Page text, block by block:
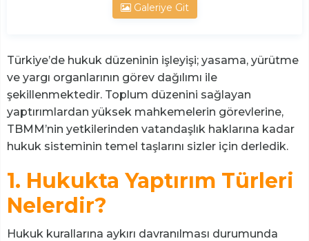
Galeriye Git
Türkiye’de hukuk düzeninin işleyişi; yasama, yürütme
ve yargı organlarının görev dağılımı ile
şekillenmektedir. Toplum düzenini sağlayan
yaptırımlardan yüksek mahkemelerin görevlerine,
TBMM’nin yetkilerinden vatandaşlık haklarına kadar
hukuk sisteminin temel taşlarını sizler için derledik.
1. Hukukta Yaptırım Türleri
Nelerdir?
Hukuk kurallarına aykırı davranılması durumunda